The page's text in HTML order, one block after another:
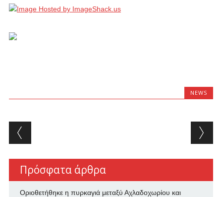
NEWS
Post navigation
Πρόσφατα άρθρα
Οριοθετήθηκε η πυρκαγιά μεταξύ Αχλαδοχωρίου και